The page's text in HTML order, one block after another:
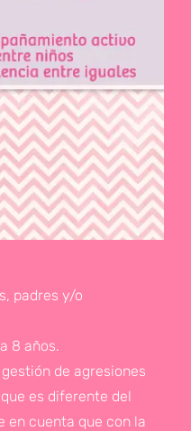
padres y/o
8 años.
de agresiones
es diferente del
en cuenta que con la